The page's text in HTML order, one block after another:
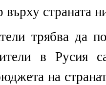
страната
трябва да
в Русия
на